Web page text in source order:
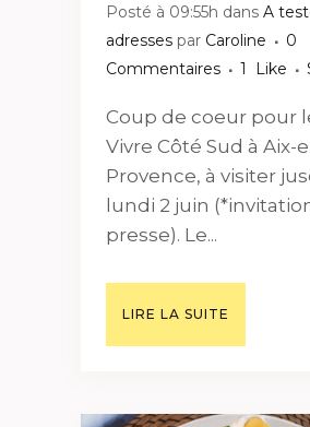
Posté à 09:55h dans A
adresses par Caroline
0
Commentaires
1 Like
Coup de coeur pour
Vivre Côté Sud à Aix-
Provence, à visiter
lundi 2 juin
presse). Le...
LIRE LA SUITE